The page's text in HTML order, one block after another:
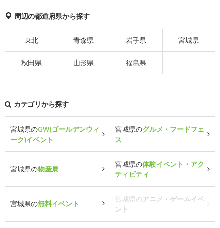
周辺の都道府県から探す
東北 青森県 岩手県 宮城県
秋田県 山形県 福島県
カテゴリから探す
宮城県のGW(ゴールデンウィ
ーク)イベント
宮城県のグルメ・フードフェ
ス
宮城県の物産展
宮城県の体験イベント・アク
ティビティ
宮城県の無料イベント
宮城県のアニメ・ゲームイベ
ント